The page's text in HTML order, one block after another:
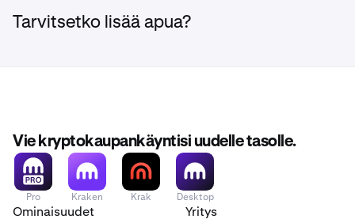
Tarvitsetko lisää apua?
Vie kryptokaupankäyntisi uudelle tasolle.
Pro Kraken Krak Desktop
Ominaisuudet Yritys